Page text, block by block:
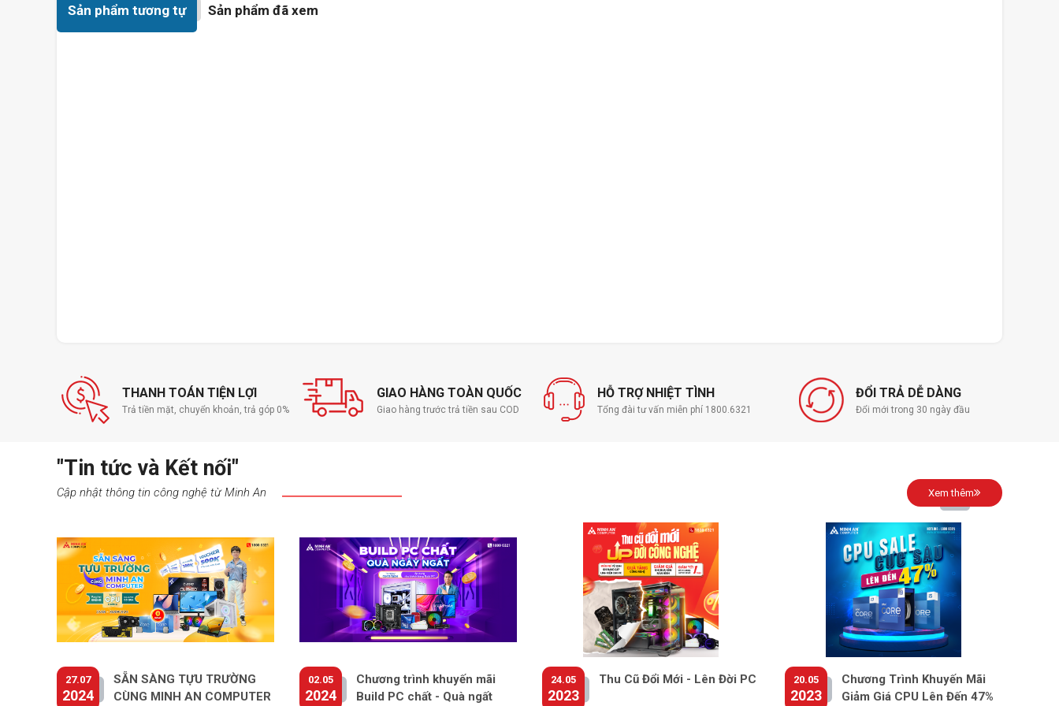
Hệ thống tản nhiệt hiệu quả cao
composite bằng đồng có đường kính lên đến 3mm. Nếu bạn muốn trực tiếp kiểm soát nhiệt độ hệ thống của mình,
bây giờ bạn có thể quản lý giới hạn nhiệt độ tối đa của CPU bằng cách sửa đổi cài đặt trong BIOS của bạn có tên là
TCC Offset. Ngoài ra, game thủ có thể điều chỉnh cài đặt nguồn của họ trên một trong năm cấu hình quạt duy
Bàn phím trên Dell Alienware M15 R6 được thiết kế bởi hãng CHERRY danh tiếng, trải nghiệm hành trình mượt mà
đồng nhất bất kể bạn nhấn vào giữa phím hay lệch tâm nhờ thiết kế cơ học trong cấu tạo công tắc của mỗi phím.
Công nghệ này mang lại cảm giác chống lung lay với tổng hành trình phím chỉ 1,8mm,
và vòng đời lên đến 15 triệu
lần nhấn phím.
Cổng & Khe cắm
Sản phẩm tương tự Sản phẩm đã xem
THANH TOÁN TIỆN LỢI
Trả tiền mặt, chuyển khoản, trả góp 0%
GIAO HÀNG TOÀN QUỐC
Giao hàng trước trả tiền sau COD
HỖ TRỢ NHIỆT TÌNH
Tổng đài tư vấn miễn phí 1800.6321
ĐỔI TRẢ DỄ DÀNG
Đổi mới trong 30 ngày đầu
"Tin tức và Kết nối"
Cập nhật thông tin công nghệ từ Minh An Xem thêm
27.07
2024
SẴN SÀNG TỰU TRƯỜNG
CÙNG MINH AN COMPUTER
02.05
2024
Chương trình khuyến mãi
Build PC chất - Quà ngất
24.05
2023
Thu Cũ Đổi Mới - Lên Đời PC 20.05
2023
Chương Trình Khuyến Mãi
Giảm Giá CPU Lên Đến 47%